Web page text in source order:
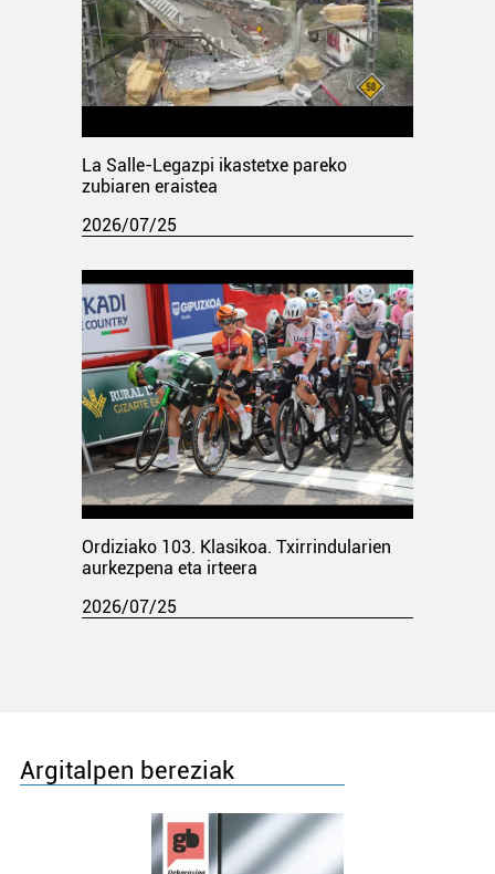
La Salle-Legazpi ikastetxe pareko
zubiaren eraistea
2026/07/25
Ordiziako 103. Klasikoa. Txirrindularien
aurkezpena eta irteera
2026/07/25
Argitalpen bereziak